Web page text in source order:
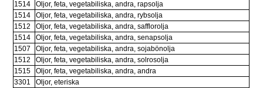
1514
Oljor, feta, vegetabiliska, andra, rapsolja
1514
Oljor, feta, vegetabiliska, andra, rybsolja
1512
Oljor, feta, vegetabiliska, andra, safflorolja
1514
Oljor, feta, vegetabiliska, andra, senapsolja
1507
Oljor, feta, vegetabiliska, andra, sojabönolja
1512
Oljor, feta, vegetabiliska, andra, solrosolja
1515
Oljor, feta, vegetabiliska, andra, andra
3301
Oljor, eteriska